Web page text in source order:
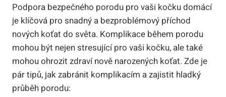
Podpora bezpečného porodu pro vaši kočku domácí
je klíčová pro snadný a bezproblémový příchod
nových koťat do světa. Komplikace během porodu
mohou být nejen stresující pro vaši kočku, ale také
mohou ohrozit zdraví nově narozených koťat. Zde je
pár tipů, jak zabránit komplikacím a zajistit hladký
průběh porodu: